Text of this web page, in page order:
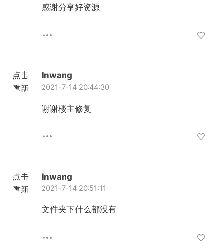
感谢分享好资源
点击
重新
lnwang
2021-7-14 20:44:30
谢谢楼主修复
点击
重新
lnwang
2021-7-14 20:51:11
文件夹下什么都没有